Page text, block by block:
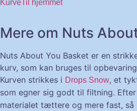
KurveTil hjemmet
Mere om Nuts
Nuts About You Basket er en
kurv, som kan bruges til
Kurven strikkes i Drops Snow, et
som egner sig godt til filtning. Efter
materialet tættere og mere fast, så